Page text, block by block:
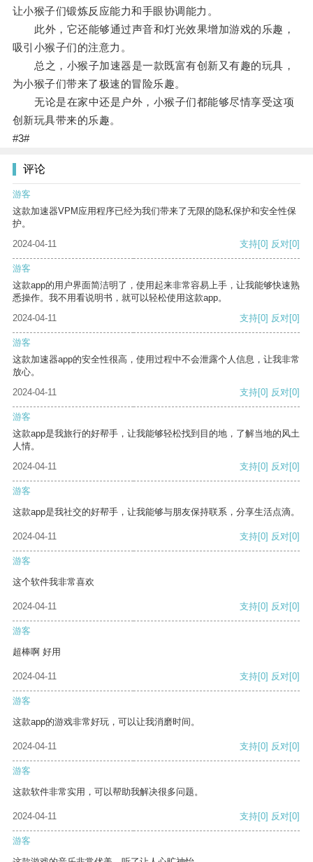
让小猴子们锻炼反应能力和手眼协调能力。
此外，它还能够通过声音和灯光效果增加游戏的乐趣，
吸引小猴子们的注意力。
总之，小猴子加速器是一款既富有创新又有趣的玩具，
为小猴子们带来了极速的冒险乐趣。
无论是在家中还是户外，小猴子们都能够尽情享受这项
创新玩具带来的乐趣。
#3#
评论
游客
这款加速器VPM应用程序已经为我们带来了无限的隐私保护和安全性保
护。
2024-04-11
支持[0] 反对[0]
游客
这款app的用户界面简洁明了，使用起来非常容易上手，让我能够快速熟
悉操作。我不用看说明书，就可以轻松使用这款app。
2024-04-11
支持[0] 反对[0]
游客
这款加速器app的安全性很高，使用过程中不会泄露个人信息，让我非常
放心。
2024-04-11
支持[0] 反对[0]
游客
这款app是我旅行的好帮手，让我能够轻松找到目的地，了解当地的风土
人情。
2024-04-11
支持[0] 反对[0]
游客
这款app是我社交的好帮手，让我能够与朋友保持联系，分享生活点滴。
2024-04-11 支持[0] 反对[0]
游客
这个软件我非常喜欢
2024-04-11 支持[0] 反对[0]
游客
超棒啊 好用
2024-04-11 支持[0] 反对[0]
游客
这款app的游戏非常好玩，可以让我消磨时间。
2024-04-11 支持[0] 反对[0]
游客
这款软件非常实用，可以帮助我解决很多问题。
2024-04-11 支持[0] 反对[0]
游客